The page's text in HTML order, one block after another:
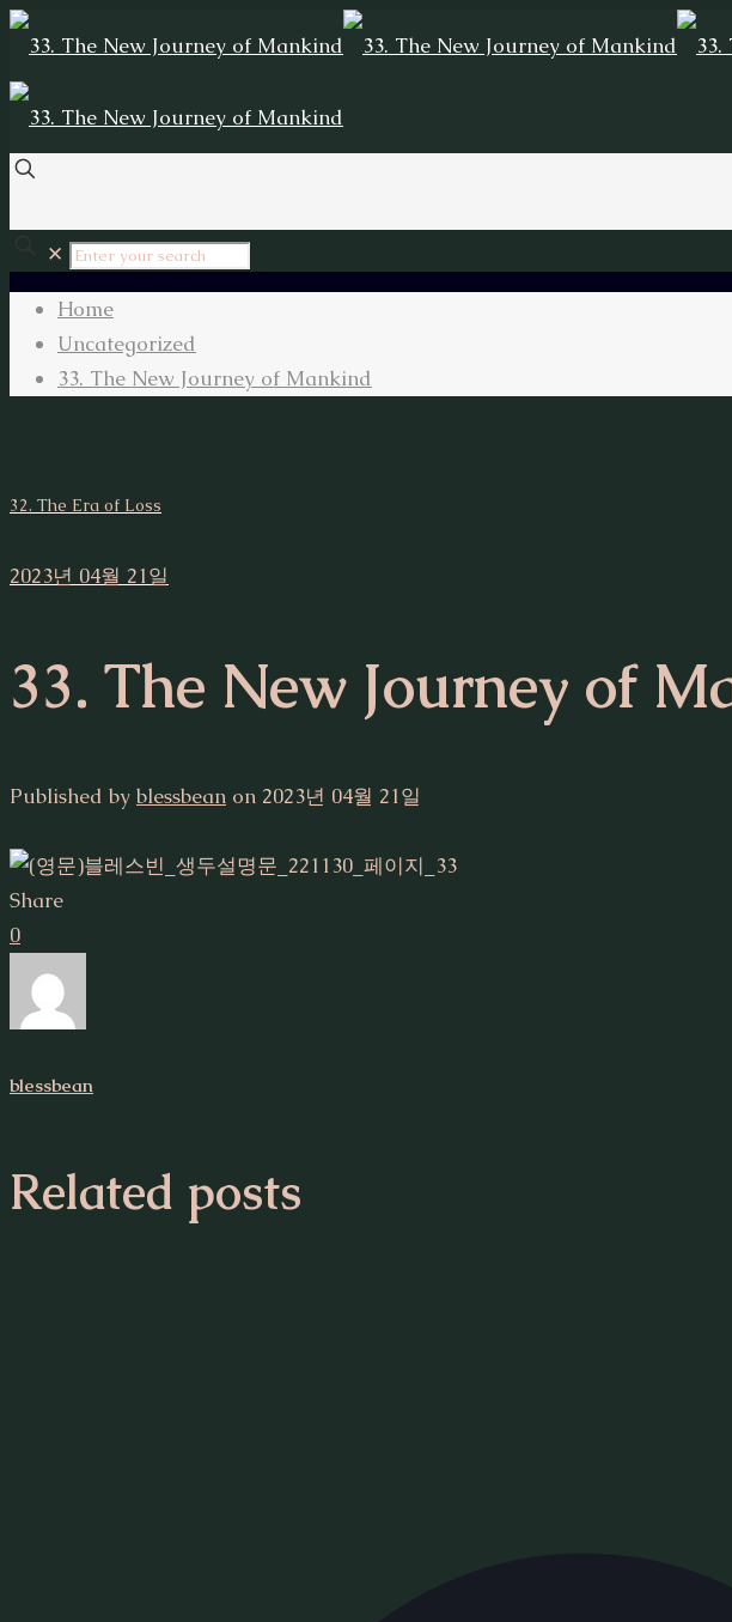
✕
Home
Uncategorized
33. The New Journey of Mankind
32. The Era of Loss
2023년 04월 21일
33. The New Journey of
Published by blessbean on 2023년 04월 21일
Share
0
blessbean
Related posts